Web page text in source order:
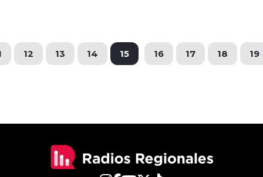
12 13 14 15 16 17 18 19